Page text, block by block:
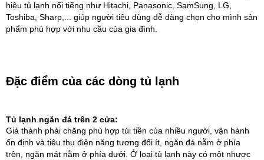
hiệu tủ lạnh nổi tiếng như Hitachi, Panasonic, SamSung, LG,
Toshiba, Sharp,... giúp người tiêu dùng dễ dàng chọn cho mình sản
phẩm phù hợp với nhu cầu của gia đình.
Đặc điểm của các dòng tủ lạnh
Tủ lạnh ngăn đá trên 2 cửa:
Giá thành phải chăng phù hợp túi tiền của nhiều người, vận hành
ổn định và tiêu thụ điện năng tương đối ít, ngăn đá nằm ở phía
trên, ngăn mát nằm ở phía dưới. Ở loại tủ lạnh này có một nhược